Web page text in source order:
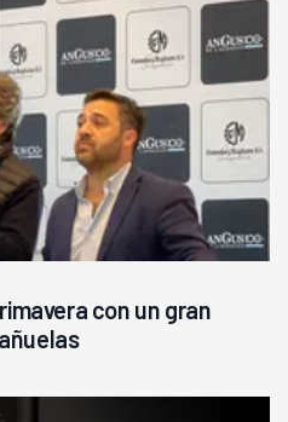
con un gran